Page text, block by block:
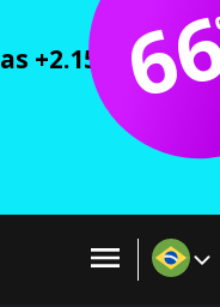
+2.150 cursos